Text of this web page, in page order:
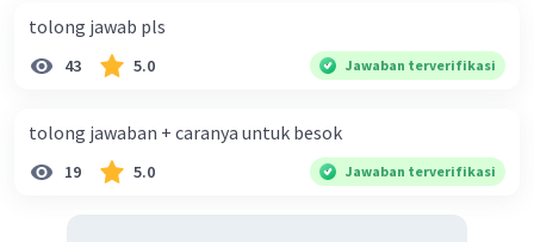
tolong jawab pls
43 5.0 Jawaban terverifikasi
tolong jawaban + caranya untuk besok
19 5.0 Jawaban terverifikasi